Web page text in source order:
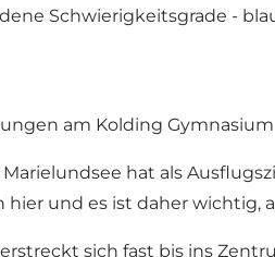
Schwierigkeitsgrade -
am Kolding Gymnasium
hat als
hier und es ist daher wichtig,
sich fast bis ins